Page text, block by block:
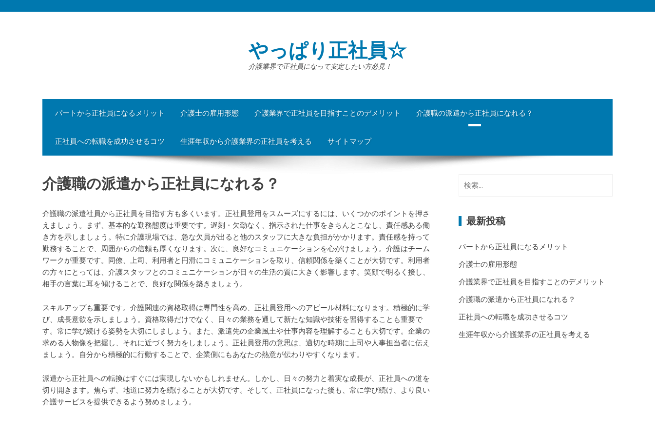
やっぱり正社員☆
介護業界で正社員になって安定したい方必見！
パートから正社員になるメリット 介護士の雇用形態 介護業界で正社員を目指すことのデメリット 介護職の派遣から正社員になれる？
正社員への転職を成功させるコツ 生涯年収から介護業界の正社員を考える サイトマップ
介護職の派遣から正社員になれる？
介護職の派遣社員から正社員を目指す方も多くいます。正社員登用をスムーズにするには、いくつかのポイントを押さ
えましょう。まず、基本的な勤務態度は重要です。遅刻・欠勤なく、指示された仕事をきちんとこなし、責任感ある働
き方を示しましょう。特に介護現場では、急な欠員が出ると他のスタッフに大きな負担がかかります。責任感を持って
勤務することで、周囲からの信頼も厚くなります。次に、良好なコミュニケーションを心がけましょう。介護はチーム
ワークが重要です。同僚、上司、利用者と円滑にコミュニケーションを取り、信頼関係を築くことが大切です。利用者
の方々にとっては、介護スタッフとのコミュニケーションが日々の生活の質に大きく影響します。笑顔で明るく接し、
相手の言葉に耳を傾けることで、良好な関係を築きましょう。
スキルアップも重要です。介護関連の資格取得は専門性を高め、正社員登用へのアピール材料になります。積極的に学
び、成長意欲を示しましょう。資格取得だけでなく、日々の業務を通して新たな知識や技術を習得することも重要で
す。常に学び続ける姿勢を大切にしましょう。また、派遣先の企業風土や仕事内容を理解することも大切です。企業の
求める人物像を把握し、それに近づく努力をしましょう。正社員登用の意思は、適切な時期に上司や人事担当者に伝え
ましょう。自分から積極的に行動することで、企業側にもあなたの熱意が伝わりやすくなります。
派遣から正社員への転換はすぐには実現しないかもしれません。しかし、日々の努力と着実な成長が、正社員への道を
切り開きます。焦らず、地道に努力を続けることが大切です。そして、正社員になった後も、常に学び続け、より良い
介護サービスを提供できるよう努めましょう。
索:
最新投稿
パートから正社員になるメリット
介護士の雇用形態
介護業界で正社員を目指すことのデメリット
介護職の派遣から正社員になれる？
正社員への転職を成功させるコツ
生涯年収から介護業界の正社員を考える